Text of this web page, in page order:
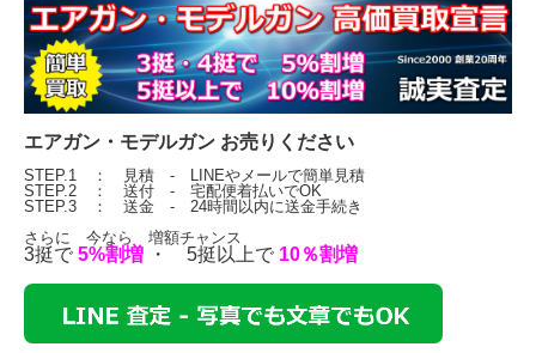
エアガン・モデルガン お売りください
STEP.1 ： 見積 - LINEやメールで簡単見積
STEP.2 ： 送付 - 宅配便着払いでOK
STEP.3 ： 送金 - 24時間以内に送金手続き
さらに 今なら 増額チャンス
3挺で 5%割増 ・ 5挺以上で 10％割増